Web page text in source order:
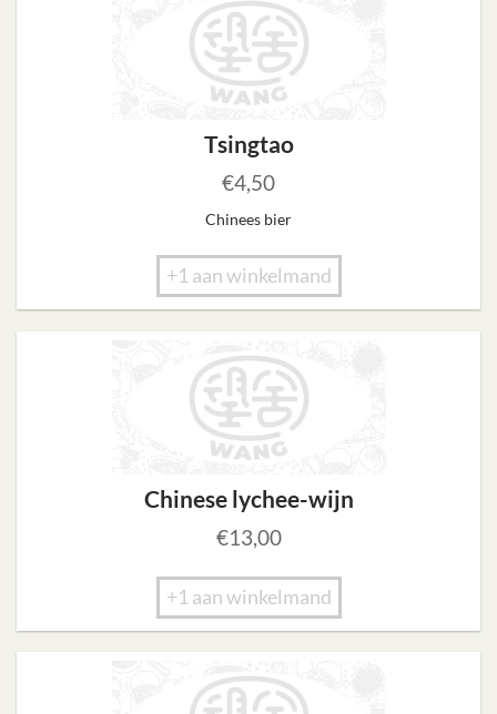
Tsingtao
€4,50
Chinees bier
+1 aan winkelmand
Chinese lychee-wijn
€13,00
+1 aan winkelmand